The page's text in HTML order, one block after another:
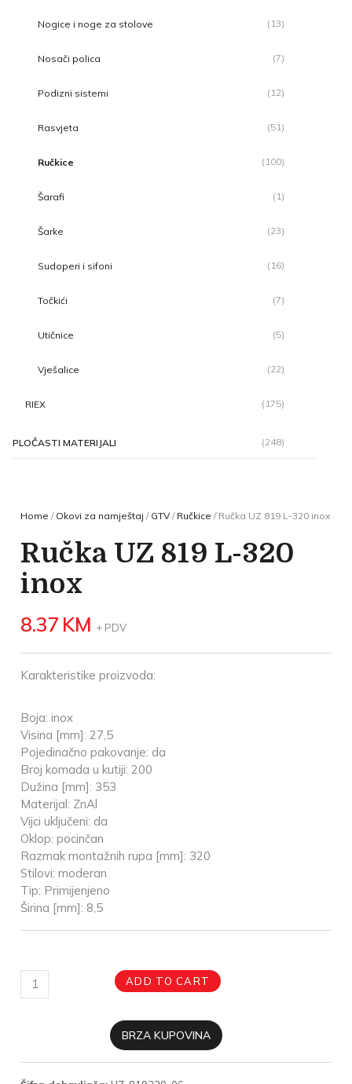
Nogice i noge za stolove (13)
Nosači polica (7)
Podizni sistemi (12)
Rasvjeta (51)
Ručkice (100)
Šarafi (1)
Šarke (23)
Sudoperi i sifoni (16)
Točkići (7)
Utičnice (5)
Vješalice (22)
RIEX (175)
PLOČASTI MATERIJALI (248)
Home / Okovi za namještaj / GTV/ Ručkice / Ručka UZ 819 L-320 inox
Ručka UZ 819 L-320
inox
8.37 KM + PDV
Karakteristike proizvoda:
Boja: inox
Visina [mm]: 27,5
Pojedinačno pakovanje: da
Broj komada u kutiji: 200
Dužina [mm]: 353
Materijal: ZnAl
Vijci uključeni: da
Oklop: pocinčan
Razmak montažnih rupa [mm]: 320
Stilovi: moderan
Tip: Primijenjeno
Širina [mm]: 8,5
ADD TO CART
BRZA KUPOVINA